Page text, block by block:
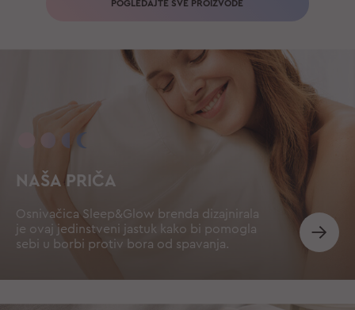
POGLEDAJTE SVE PROIZVODE
NAŠA PRIČA
Osnivačica Sleep&Glow brenda dizajnirala
je ovaj jedinstveni jastuk kako bi pomogla
sebi u borbi protiv bora od spavanja.